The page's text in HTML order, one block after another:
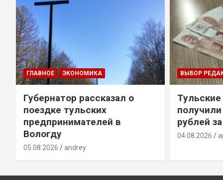
ГЛАВНОЕ ЭКОНОМИКА
Губернатор рассказал о
поездке тульских
предпринимателей в
Вологду
05.08.2026 andrey
ВЫБОР
рублей
04.08.2026